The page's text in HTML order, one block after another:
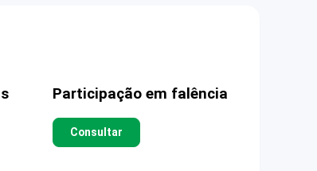
Participação em falência
Consultar